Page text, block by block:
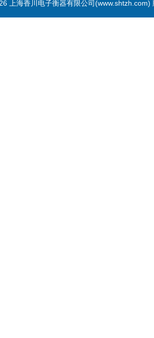
上海香川电子衡器有限公司(www.shtzh.com)